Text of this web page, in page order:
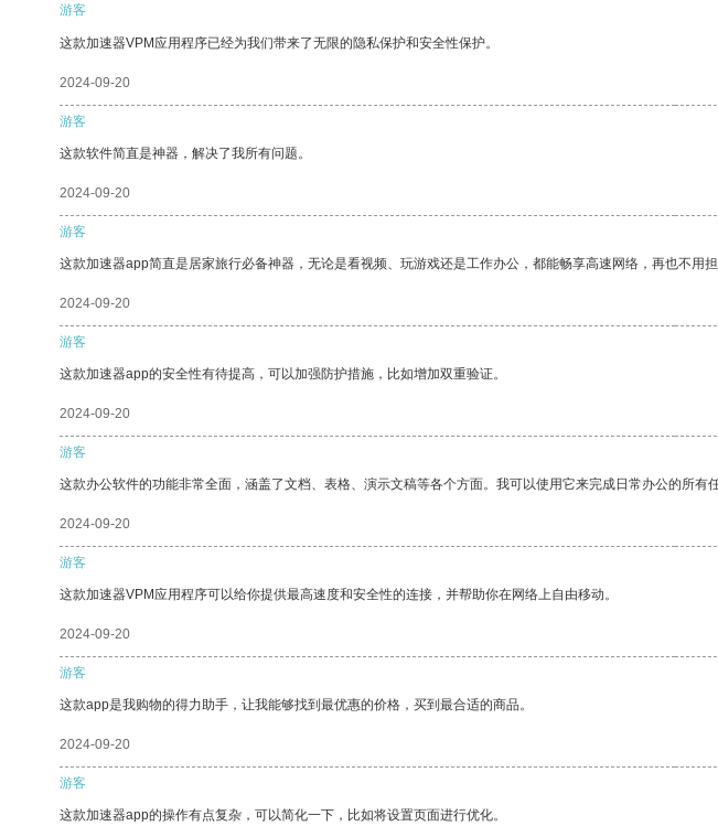
游客
这款加速器VPM应用程序已经为我们带来了无限的隐私保护和安全性保护。
2024-09-20
游客
这款软件简直是神器，解决了我所有问题。
2024-09-20
游客
这款加速器app简直是居家旅行必备神器，无论是看视频、玩游戏还是工作办公，都能畅享高速网络，再也不
2024-09-20
游客
这款加速器app的安全性有待提高，可以加强防护措施，比如增加双重验证。
2024-09-20
游客
这款办公软件的功能非常全面，涵盖了文档、表格、演示文稿等各个方面。我可以使用它来完成日常办公的所有
2024-09-20
游客
这款加速器VPM应用程序可以给你提供最高速度和安全性的连接，并帮助你在网络上自由移动。
2024-09-20
游客
这款app是我购物的得力助手，让我能够找到最优惠的价格，买到最合适的商品。
2024-09-20
游客
这款加速器app的操作有点复杂，可以简化一下，比如将设置页面进行优化。